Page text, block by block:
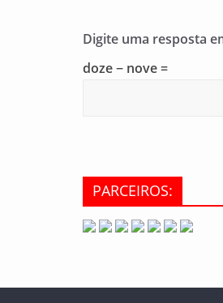
Digite uma resposta
doze − nove =
PARCEIROS: